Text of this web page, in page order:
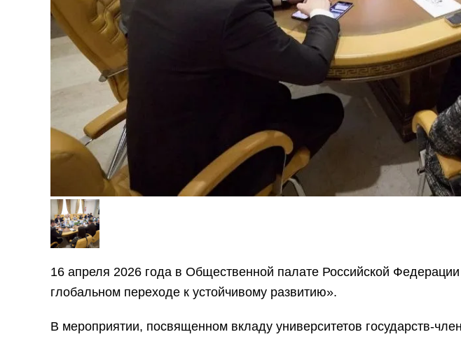
16 апреля 2026 года в Общественной палате Российской
глобальном переходе к устойчивому развитию».
В мероприятии, посвященном вкладу университетов государств-